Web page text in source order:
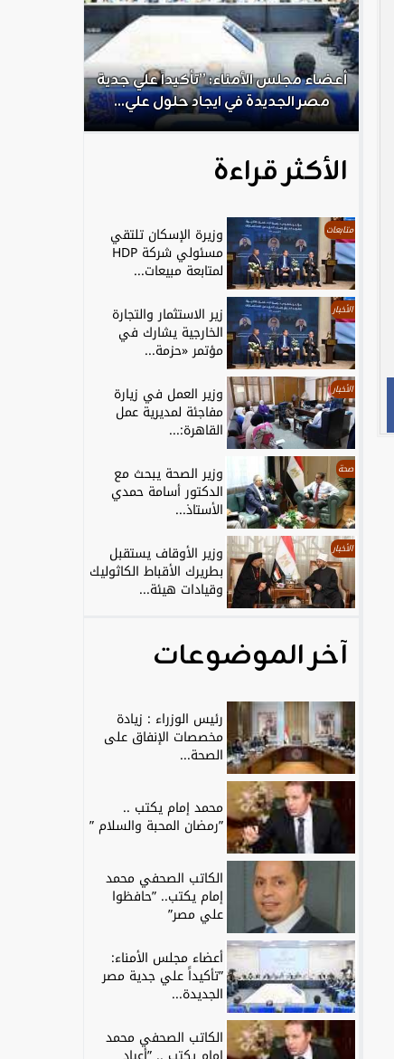
أعضاء مجلس الأمناء: ”تأكيداً علي جدية
مصر الجديدة في ايجاد حلول علي...
الأكثر قراءة
متابعات وزيرة الإسكان تلتقي
مسئولي شركة HDP
لمتابعة مبيعات...
الأخبار زير الاستثمار والتجارة
الخارجية يشارك في
مؤتمر «حزمة...
الأخبار وزير العمل في زيارة
مفاجئة لمديرية عمل
القاهرة:...
صحة وزير الصحة يبحث مع
الدكتور أسامة حمدي
الأستاذ...
الأخبار وزير الأوقاف يستقبل
بطريرك الأقباط الكاثوليك
وقيادات هيئة...
آخر الموضوعات
رئيس الوزراء : زيادة
مخصصات الإنفاق على
الصحة...
محمد إمام يكتب ..
”رمضان المحبة والسلام ”
الكاتب الصحفي محمد
إمام يكتب.. ”حافظوا
علي مصر”
أعضاء مجلس الأمناء:
”تأكيداً علي جدية مصر
الجديدة...
الكاتب الصحفي محمد